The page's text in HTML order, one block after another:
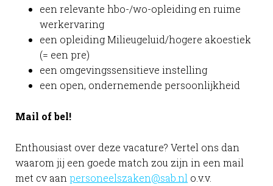
een relevante hbo-/wo-opleiding en ruime
werkervaring
een opleiding Milieugeluid/hogere akoestiek
(= een pre)
een omgevingssensitieve instelling
een open, ondernemende persoonlijkheid
Mail of bel!
Enthousiast over deze vacature? Vertel ons dan
waarom jij een goede match zou zijn in een mail
met cv aan personeelszaken@sab.nl o.v.v.